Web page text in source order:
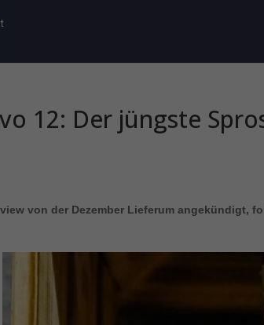
12: Der jüngste
von der Dezember Lieferum angekündigt,